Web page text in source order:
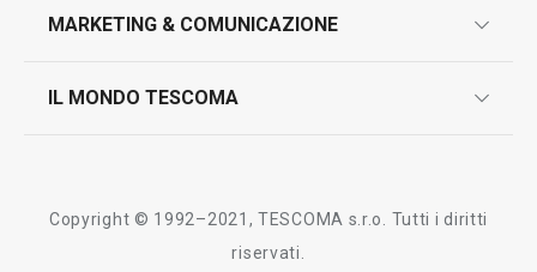
contatti
test sui prodotti
MARKETING & COMUNICAZIONE
IL MONDO TESCOMA
Copyright © 1992–2021, TESCOMA s.r.o. Tutti i diritti
riservati.